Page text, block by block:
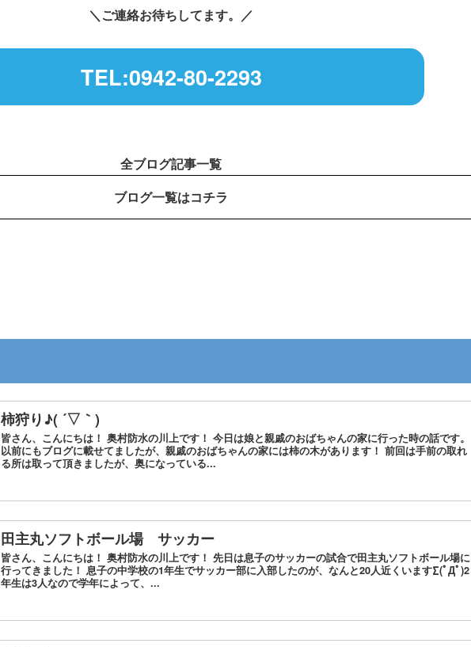
＼ご連絡お待ちしてます。／
TEL:0942-80-2293
全ブログ記事一覧
ブログ一覧はコチラ
柿狩り♪( ´▽｀)
皆さん、こんにちは！ 奥村防水の川上です！ 今日は娘と親戚のおばちゃんの家に行った時の話です。
以前にもブログに載せてましたが、親戚のおばちゃんの家には柿の木があります！ 前回は手前の取れ
る所は取って頂きましたが、奥になっている...
田主丸ソフトボール場 サッカー
皆さん、こんにちは！ 奥村防水の川上です！ 先日は息子のサッカーの試合で田主丸ソフトボール場に
行ってきました！ 息子の中学校の1年生でサッカー部に入部したのが、なんと20人近くいます∑(ﾟДﾟ)2
年生は3人なので学年によって、...